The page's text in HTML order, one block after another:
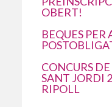
OBERT!
BEQUES
CONCURS
SANT JORDI
RIPOLL